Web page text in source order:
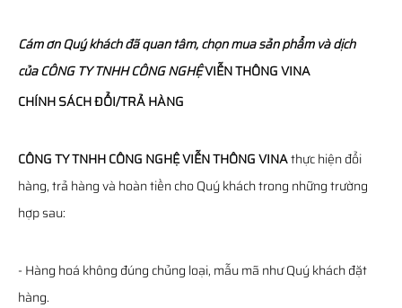
Cám ơn Quý khách đã quan tâm, chọn mua sản phẩm và dịch
củaCÔNG TY TNHH CÔNG NGHỆVIỄN THÔNGVINA
CHÍNH SÁCH ĐỔI/TRẢ HÀNG
CÔNG TY TNHH CÔNG NGHỆ VIỄN THÔNG VINAthực hiện đổi
hàng, trả hàng và hoàn tiền cho Quý khách trong những trường
hợp sau:
- Hàng hoá không đúng chủng loại, mẫu mã như Quý khách đặt
hàng.